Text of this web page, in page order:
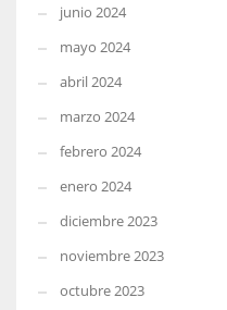
junio 2024
mayo 2024
abril 2024
marzo 2024
febrero 2024
enero 2024
diciembre 2023
noviembre 2023
octubre 2023